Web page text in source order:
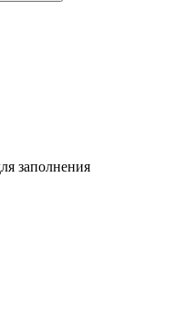
заполнения